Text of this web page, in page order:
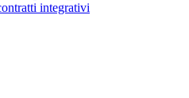
integrativi